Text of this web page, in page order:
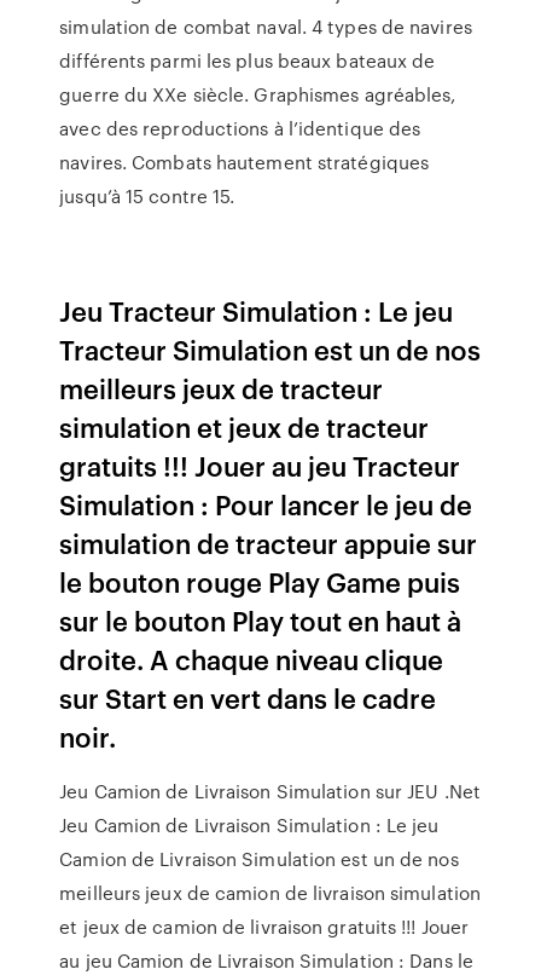
simulation de combat naval. 4 types de navires
différents parmi les plus beaux bateaux de
guerre du XXe siècle. Graphismes agréables,
avec des reproductions à l’identique des
navires. Combats hautement stratégiques
jusqu’à 15 contre 15.
Jeu Tracteur Simulation : Le jeu
Tracteur Simulation est un de nos
meilleurs jeux de tracteur
simulation et jeux de tracteur
gratuits !!! Jouer au jeu Tracteur
Simulation : Pour lancer le jeu de
simulation de tracteur appuie sur
le bouton rouge Play Game puis
sur le bouton Play tout en haut à
droite. A chaque niveau clique
sur Start en vert dans le cadre
noir.
Jeu Camion de Livraison Simulation sur JEU .Net
Jeu Camion de Livraison Simulation : Le jeu
Camion de Livraison Simulation est un de nos
meilleurs jeux de camion de livraison simulation
et jeux de camion de livraison gratuits !!! Jouer
au jeu Camion de Livraison Simulation : Dans le